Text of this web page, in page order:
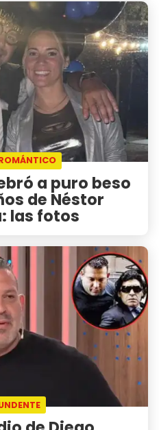
a puro beso
de Néstor
las fotos